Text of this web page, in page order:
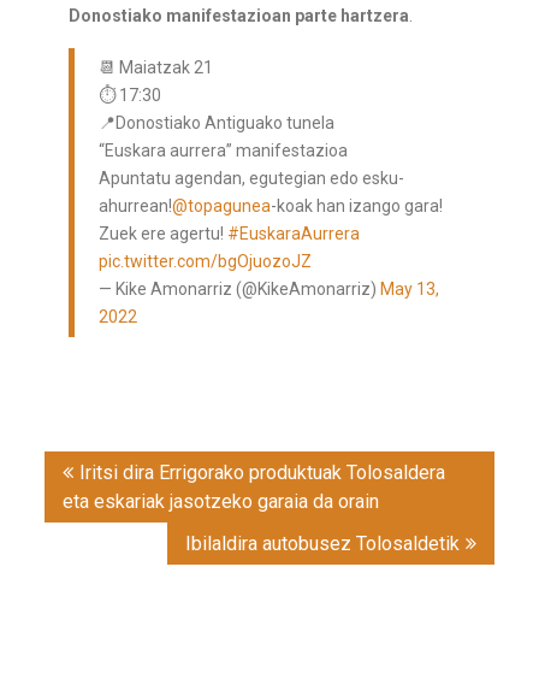
Donostiako manifestazioan parte hartzera
📆 Maiatzak 21
⏱ 17:30
📍Donostiako Antiguako tunela
“Euskara aurrera” manifestazioa
Apuntatu agendan, egutegian edo esku-
ahurrean!@topagunea-koak han izango gara!
Zuek ere agertu! #EuskaraAurrera
pic.twitter.com/bgOjuozoJZ
— Kike Amonarriz (@KikeAmonarriz) May 13,
2022
Post
navigation
Iritsi dira Errigorako produktuak Tolosaldera
eta eskariak jasotzeko garaia da orain
Ibilaldira autobusez Tolosaldetik